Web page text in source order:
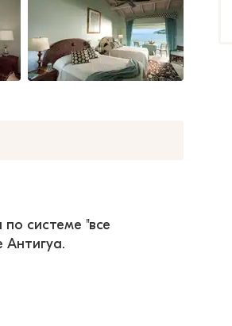
системе "все
Антигуа.